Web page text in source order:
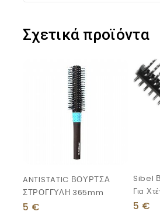
Σχετικά προϊόντα
ANTISTATIC ΒΟΥΡΤΣΑ
ΣΤΡΟΓΓΥΛΗ 365mm
5 €
Sibel
Για
5 €